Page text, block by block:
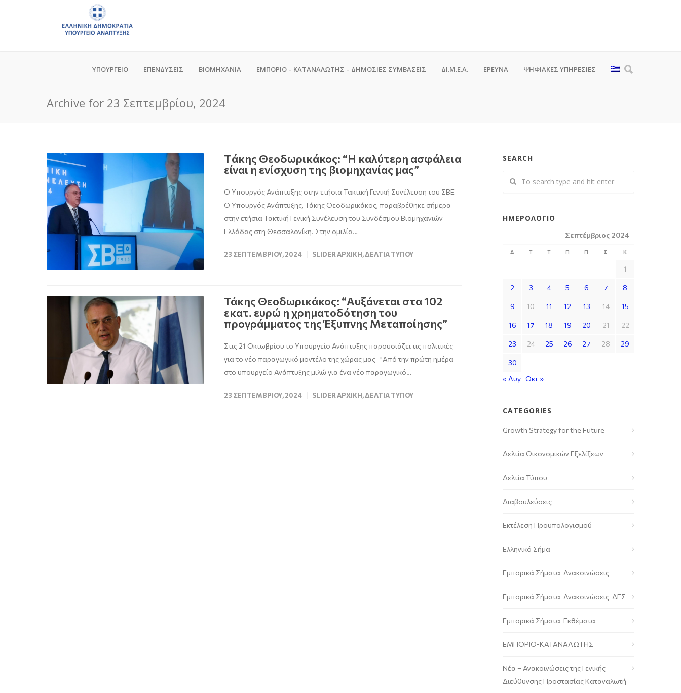
ΥΠΟΥΡΓΕΙΟ ΕΠΕΝΔΥΣΕΙΣ ΒΙΟΜΗΧΑΝΙΑ ΕΜΠΟΡΙΟ – ΚΑΤΑΝΑΛΩΤΗΣ – ΔΗΜΟΣΙΕΣ ΣΥΜΒΑΣΕΙΣ ΔΙ.Μ.Ε.Α. ΕΡΕΥΝΑ ΨΗΦΙΑΚΈΣ ΥΠΗΡΕΣΊΕΣ
Archive for 23 Σεπτεμβρίου, 2024
Tάκης Θεοδωρικάκος: “Η καλύτερη ασφάλεια
είναι η ενίσχυση της βιομηχανίας μας”
Ο Υπουργός Ανάπτυξης στην ετήσια Τακτική Γενική Συνέλευση του ΣΒΕ
Ο Υπουργός Ανάπτυξης, Τάκης Θεοδωρικάκος, παραβρέθηκε σήμερα
στην ετήσια Τακτική Γενική Συνέλευση του Συνδέσμου Βιομηχανιών
Ελλάδας στη Θεσσαλονίκη. Στην ομιλία…
23 ΣΕΠΤΕΜΒΡΊΟΥ, 2024 SLIDER ΑΡΧΙΚΉ,ΔΕΛΤΊΑ ΤΎΠΟΥ
Τάκης Θεοδωρικάκος: “Αυξάνεται στα 102
εκατ. ευρώ η χρηματοδότηση του
προγράμματος της Έξυπνης Μεταποίησης”
Στις 21 Οκτωβρίου το Υπουργείο Ανάπτυξης παρουσιάζει τις πολιτικές
για το νέο παραγωγικό μοντέλο της χώρας μας "Από την πρώτη ημέρα
στο υπουργείο Ανάπτυξης μιλώ για ένα νέο παραγωγικό…
23 ΣΕΠΤΕΜΒΡΊΟΥ, 2024 SLIDER ΑΡΧΙΚΉ,ΔΕΛΤΊΑ ΤΎΠΟΥ
SEARCH
ΗΜΕΡΟΛΌΓΙΟ
Σεπτέμβριος 2024
Δ Τ Τ Π Π Σ Κ
1
2 3 4 5 6 7 8
9 10 11 12 13 14 15
16 17 18 19 20 21 22
23 24 25 26 27 28 29
30
« Αυγ Οκτ »
CATEGORIES
Growth Strategy for the Future
Δελτία Οικονομικών Εξελίξεων
Δελτία Τύπου
Διαβουλεύσεις
Εκτέλεση Προϋπολογισμού
Ελληνικό Σήμα
Εμπορικά Σήματα-Ανακοινώσεις
Εμπορικά Σήματα-Ανακοινώσεις-ΔΕΣ
Εμπορικά Σήματα-Εκθέματα
ΕΜΠΟΡΙΟ-ΚΑΤΑΝΑΛΩΤΗΣ
Νέα – Ανακοινώσεις της Γενικής
Διεύθυνσης Προστασίας Καταναλωτή